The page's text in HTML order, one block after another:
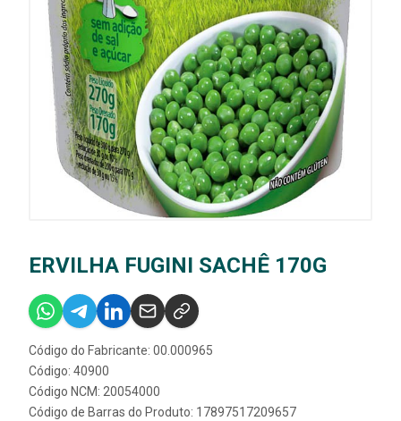
ERVILHA FUGINI SACHÊ 170G
Código do Fabricante: 00.000965
Código: 40900
Código NCM: 20054000
Código de Barras do Produto: 17897517209657